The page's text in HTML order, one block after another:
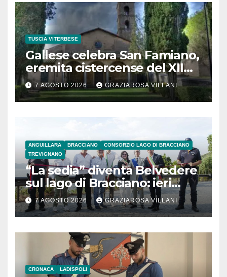
TUSCIA VITERBESE
Gallese celebra San Famiano,
eremita cistercense del XII
secolo
7 AGOSTO 2026 GRAZIAROSA VILLANI
ANGUILLARA BRACCIANO
CONSORZIO LAGO DI BRACCIANO
TREVIGNANO
“La sedia” diventa Belvedere
sul lago di Bracciano: ieri
l’inaugurazione
7 AGOSTO 2026 GRAZIAROSA VILLANI
CRONACA LADISPOLI